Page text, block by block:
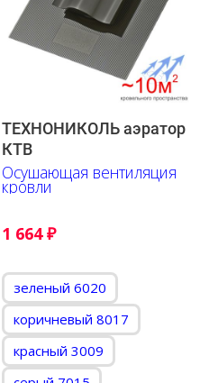
ТЕХНОНИКОЛЬ аэратор
КТВ
Осушающая вентиляция
кровли
1 664₽
зеленый 6020
коричневый 8017
красный 3009